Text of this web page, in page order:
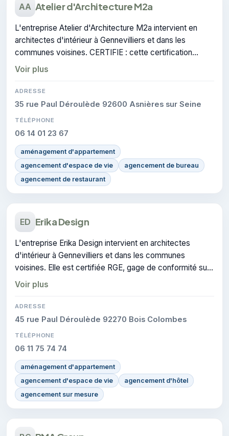
AA Atelier d'Architecture M2a
L'entreprise Atelier d'Architecture M2a intervient en
architectes d'intérieur à Gennevilliers et dans les
communes voisines. CERTIFIE : cette certification
atteste du savoir-faire de l'entreprise.
Voir plus
ADRESSE
35 rue Paul Déroulède 92600 Asnières sur Seine
TÉLÉPHONE
06 14 01 23 67
aménagement d'appartement
agencement d'espace de vie
agencement de bureau
agencement de restaurant
ED Erika Design
L'entreprise Erika Design intervient en architectes
d'intérieur à Gennevilliers et dans les communes
voisines. Elle est certifiée RGE, gage de conformité sur
les interventions réalisées.
Voir plus
ADRESSE
45 rue Paul Déroulède 92270 Bois Colombes
TÉLÉPHONE
06 11 75 74 74
aménagement d'appartement
agencement d'espace de vie
agencement d'hôtel
agencement sur mesure